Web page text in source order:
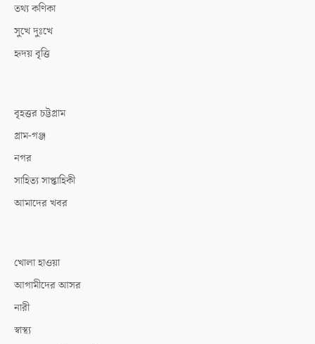
তথ্য কণিকা
সুখে দুঃখে
হৃদয় বৃত্তি
বৃহত্তর চট্টগ্রাম
গ্রাম-গঞ্জ
নগর
সাহিত্য সাপ্তাহিকী
আমাদের খবর
খোলা হাওয়া
আগামীদের আসর
নারী
স্বাস্থ্য